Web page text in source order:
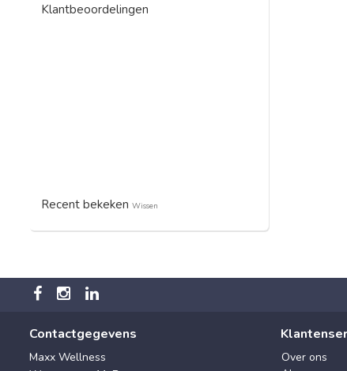
Klantbeoordelingen
Recent bekeken Wissen
Contactgegevens
Maxx Wellness
Over ons